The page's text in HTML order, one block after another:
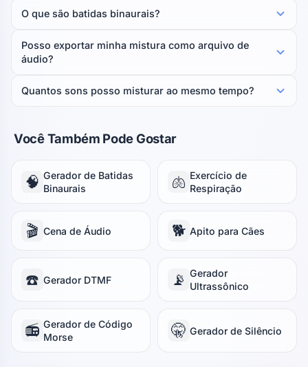
O que são batidas binaurais?
Posso exportar minha mistura como arquivo de
áudio?
Quantos sons posso misturar ao mesmo tempo?
Você Também Pode Gostar
🧠 Gerador de Batidas
Binaurais
🫁 Exercício de
Respiração
🎬 Cena de Áudio 🐕 Apito para Cães
☎️ Gerador DTMF 📡 Gerador
Ultrassônico
📻 Gerador de Código
Morse
🤫 Gerador de Silêncio